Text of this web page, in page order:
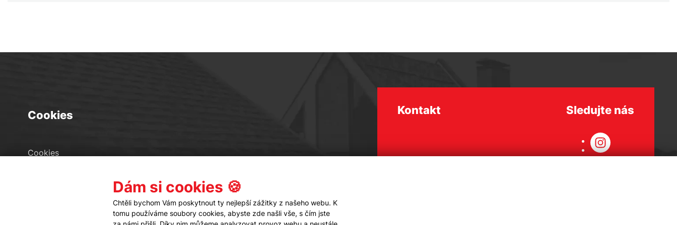
Cookies
Cookies
Kontakt Sledujte nás
Dám si cookies 🍪
Chtěli bychom Vám poskytnout ty nejlepší zážitky z našeho webu. K
tomu používáme soubory cookies, abyste zde našli vše, s čím jste